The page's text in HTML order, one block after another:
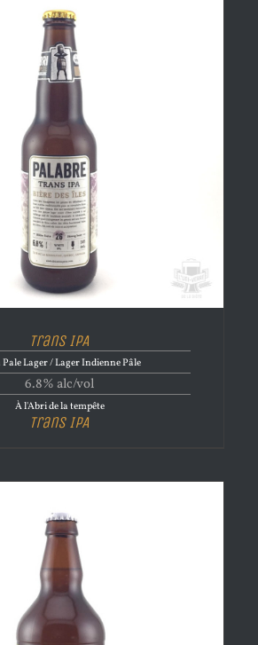
Trans IPA
Lager / Lager Indienne Pâle
6.8% alc/vol
À l'Abri de la tempête
Trans IPA